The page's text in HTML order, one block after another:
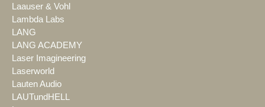
Laauser & Vohl
Lambda Labs
LANG
LANG ACADEMY
Laser Imagineering
Laserworld
Lauten Audio
LAUTundHELL